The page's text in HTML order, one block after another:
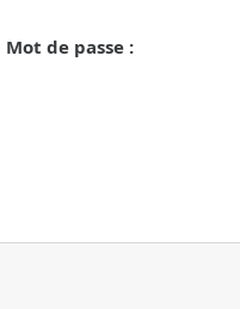
Mot de passe :